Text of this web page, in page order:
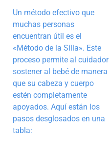
Un método efectivo que
muchas personas
encuentran útil es el
«Método de la Silla». Este
proceso permite al cuidador
sostener al bebé de manera
que su cabeza y cuerpo
estén completamente
apoyados. Aquí están los
pasos desglosados en una
tabla: